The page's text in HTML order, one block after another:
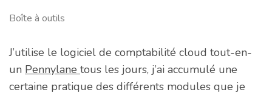
Boîte à outils
J’utilise le logiciel de comptabilité cloud tout-en-
un Pennylane tous les jours, j’ai accumulé une
certaine pratique des différents modules que je